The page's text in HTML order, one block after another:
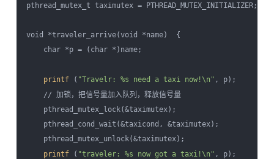
pthread_mutex_t taximutex = PTHREAD_MUTEX_INITIALIZER;
void *traveler_arrive(void *name)  {
char *p = (char *)name;
printf ( "Travelr: %s need a taxi now!\n" , p);
// 加锁，把信号量加入队列，释放信号量
pthread_mutex_lock(&taximutex);
pthread_cond_wait(&taxicond, &taximutex);
pthread_mutex_unlock(&taximutex);
printf ( "traveler: %s now got a taxi!\n" , p);